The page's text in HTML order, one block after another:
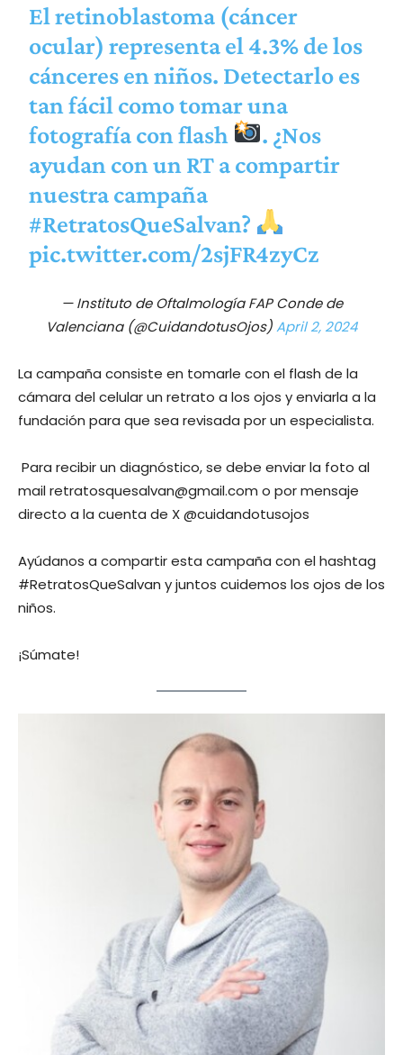
El retinoblastoma (cáncer
ocular) representa el 4.3% de los
cánceres en niños. Detectarlo es
tan fácil como tomar una
fotografía con flash
. ¿Nos
ayudan con un RT a compartir
nuestra campaña
#RetratosQueSalvan?
pic.twitter.com/2sjFR4zyCz
— Instituto de Oftalmología FAP Conde de
Valenciana (@CuidandotusOjos)April 2, 2024
La campaña consiste en tomarle con el flash de la
cámara del celular un retrato a los ojos y enviarla a la
fundación para que sea revisada por un especialista.
Para recibir un diagnóstico, se debe enviar la foto al
mailretratosquesalvan@gmail.com o por mensaje
directo a la cuenta de X @cuidandotusojos
Ayúdanos a compartir esta campaña con el hashtag
#RetratosQueSalvan y juntos cuidemos los ojos de los
niños.
¡Súmate!